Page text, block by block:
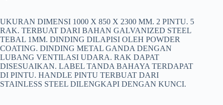
UKURAN DIMENSI 1000 X 850 X 2300 MM. 2 PINTU. 5
RAK. TERBUAT DARI BAHAN GALVANIZED STEEL
TEBAL 1MM. DINDING DILAPISI OLEH POWDER
COATING. DINDING METAL GANDA DENGAN
LUBANG VENTILASI UDARA. RAK DAPAT
DISESUAIKAN. LABEL TANDA BAHAYA TERDAPAT
DI PINTU. HANDLE PINTU TERBUAT DARI
STAINLESS STEEL DILENGKAPI DENGAN KUNCI.